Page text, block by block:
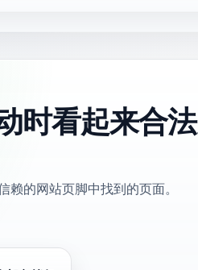
时看起来合
的网站页脚中找到的页面。